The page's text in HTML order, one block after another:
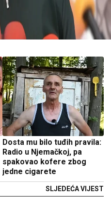
Dosta mu bilo tuđih pravila:
Radio u Njemačkoj, pa
spakovao kofere zbog
jedne cigarete
SLJEDEĆA VIJEST